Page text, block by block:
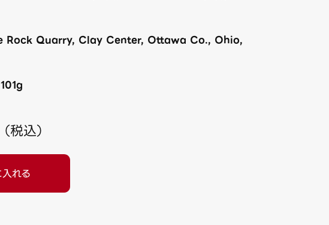
Rock Quarry, Clay Center, Ottawa Co., Ohio,
（税込）